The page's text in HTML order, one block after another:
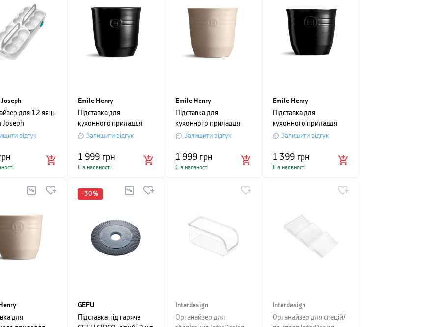
Joseph
для 12 яєць
Joseph
32х9х11,9
відгук
Emile Henry
Підставка для
кухонного приладдя
Emile Henry Kitchen
Залишити відгук
1 999 грн
Є в наявності
Emile Henry
Підставка для
кухонного приладдя
Emile Henry Kitchen
бежевий
Залишити відгук
1 999 грн
Є в наявності
Emile Henry
Підставка для
кухонного приладдя
Emile Henry Kitchen
бежевий
Залишити відгук
1 399 грн
Є в наявності
для
-30 %
GEFU
Підставка під гаряче
Interdesign
Органайзер для
Interdesign
Органайзер для спецій/